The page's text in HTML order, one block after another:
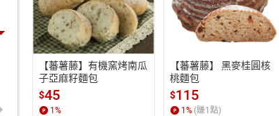
【蕃薯藤】有機窯烤南瓜
子亞麻籽麵包
$45
1%
【蕃薯藤】 黑麥桂圓核
桃麵包
$115
1% (賺1點)